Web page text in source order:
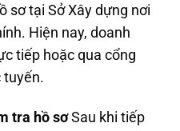
sơ tại Sở Xây dựng nơi
Hiện nay, doanh
tiếp hoặc qua cổng
tuyến.
tra hồ sơSau khi tiếp